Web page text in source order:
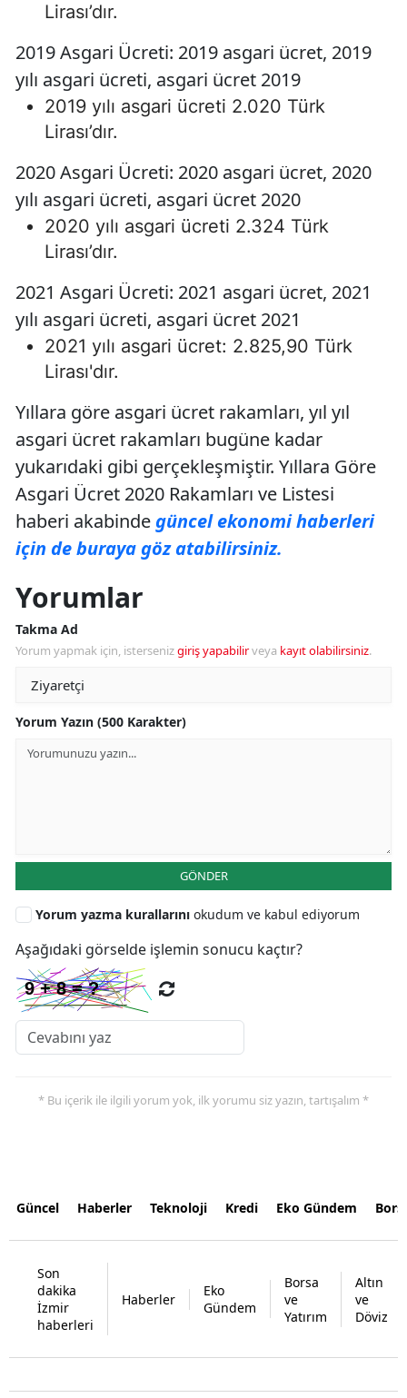
Lirası’dır.
2019 Asgari Ücreti: 2019 asgari ücret, 2019
yılı asgari ücreti, asgari ücret 2019
2019 yılı asgari ücreti 2.020 Türk
Lirası’dır.
2020 Asgari Ücreti: 2020 asgari ücret, 2020
yılı asgari ücreti, asgari ücret 2020
2020 yılı asgari ücreti 2.324 Türk
Lirası’dır.
2021 Asgari Ücreti: 2021 asgari ücret, 2021
yılı asgari ücreti, asgari ücret 2021
2021 yılı asgari ücret: 2.825,90 Türk
Lirası'dır.
Yıllara göre asgari ücret rakamları, yıl yıl
asgari ücret rakamları bugüne kadar
yukarıdaki gibi gerçekleşmiştir. Yıllara Göre
Asgari Ücret 2020 Rakamları ve Listesi
haberi akabinde güncel ekonomi haberleri
için de buraya göz atabilirsiniz.
Yorumlar
Takma Ad
Yorum yapmak için, istersenizgiriş yapabilirveya kayıt olabilirsiniz.
Yorum Yazın (500 Karakter)
GÖNDER
Yorum yazma kurallarını okudum ve kabul ediyorum
Aşağıdaki görselde işlemin sonucu kaçtır?
* Bu içerik ile ilgili yorum yok, ilk yorumu siz yazın, tartışalım *
Güncel Haberler Teknoloji Kredi Eko Gündem
Son
dakika
İzmir
haberleri
Haberler
Eko
Gündem
Borsa
ve
Yatırım
Altın
ve
Döviz